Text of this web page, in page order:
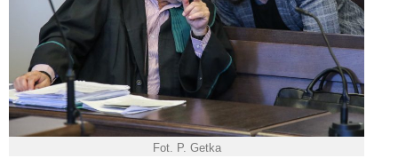
Fot. P. Getka